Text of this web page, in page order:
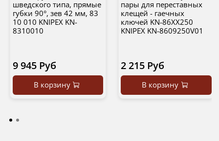
шведского типа, прямые
губки 90°, зев 42 мм, 83
10 010 KNIPEX KN-
8310010
9 945 Руб
В корзину
пары для переставных
клещей - гаечных
ключей KN-86XX250
KNIPEX KN-8609250V01
2 215 Руб
В корзину